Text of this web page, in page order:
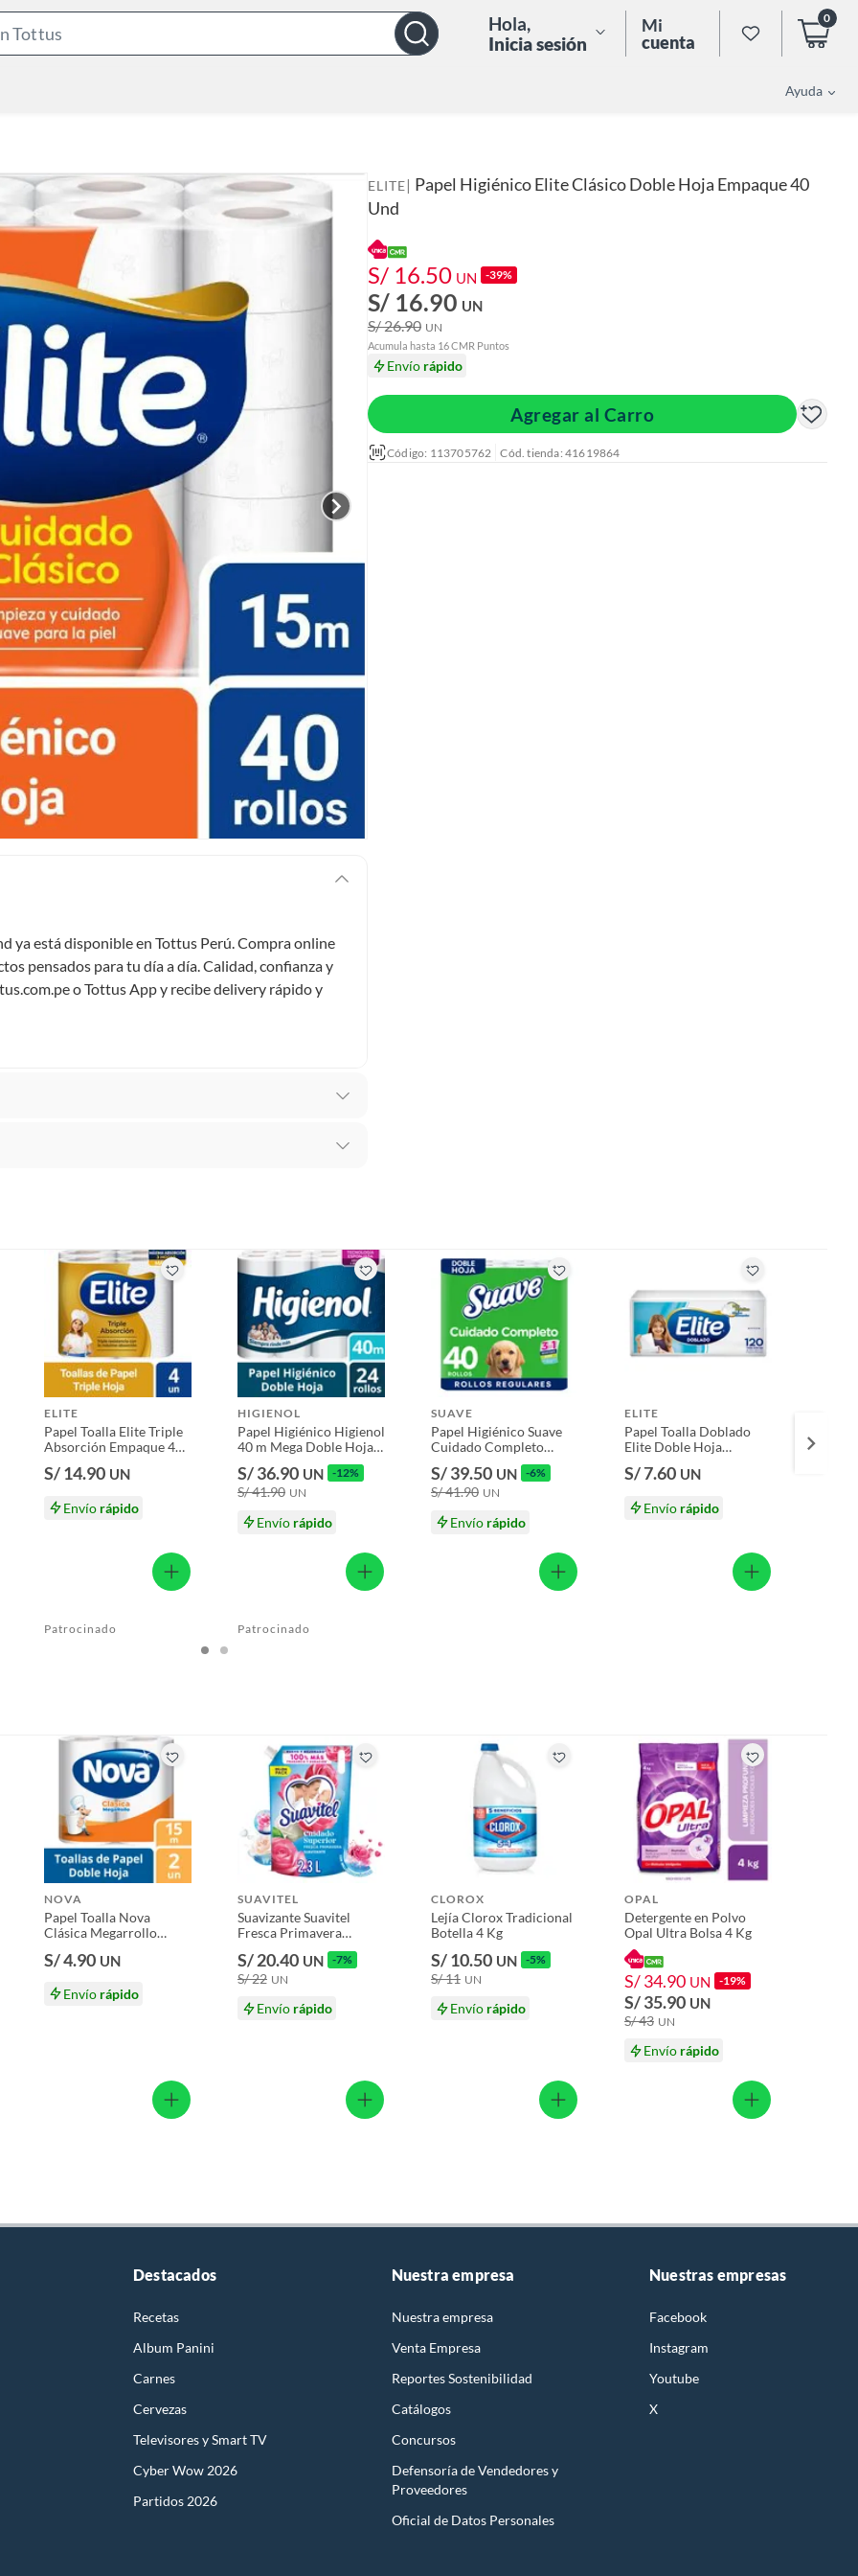
B
a
r
Hola,
Inicia sesión
Mi
cuenta
0
Ayuda
ya está disponible en Tottus Perú. Compra online
pensados para tu día a día. Calidad, confianza y
o Tottus App y recibe delivery rápido y
40 Und
tienen:
productos para asfalto, hormigón, albañilería.
productos para asfalto.
tecnología, línea blanca, colchones, muebles, bicicletas y
alimenticios, vitaminas.
ELITE| Papel Higiénico Elite Clásico Doble Hoja Empaque 40
Und
S/ 16.50 UN -39%
S/ 16.90 UN
S/ 26.90 UN
Acumula hasta 16 CMR Puntos
Envío rápido
Agregar al Carro
Código: 113705762 Cód. tienda: 41619864
ELITE
Papel Toalla Elite Triple
Absorción Empaque 4
S/ 14.90 UN
Envío rápido
Patrocinado
HIGIENOL
Papel Higiénico Higienol
40 m Mega Doble Hoja
Empaque 24 Und
S/ 36.90 UN -12%
S/ 41.90 UN
Envío rápido
Patrocinado
SUAVE
Papel Higiénico Suave
Cuidado Completo
Doble Hoja Empaque 40
Und
S/ 39.50 UN -6%
S/ 41.90 UN
Envío rápido
ELITE
Papel Toalla Doblado
Elite Doble Hoja
S/ 7.60 UN
Envío rápido
NOVA
Papel Toalla Nova
Clásica Megarrollo
S/ 4.90 UN
Envío rápido
SUAVITEL
Suavizante Suavitel
Fresca Primavera
S/ 20.40 UN -7%
S/ 22 UN
Envío rápido
CLOROX
Lejía Clorox Tradicional
Botella 4 Kg
S/ 10.50 UN -5%
S/ 11 UN
Envío rápido
OPAL
Detergente en Polvo
Opal Ultra Bolsa 4 Kg
S/ 34.90 UN -19%
S/ 35.90 UN
S/ 43 UN
Envío rápido
Destacados
Recetas
Album Panini
Carnes
Cervezas
Televisores y Smart TV
Cyber Wow 2026
Partidos 2026
Nuestra empresa
Nuestra empresa
Venta Empresa
Reportes Sostenibilidad
Catálogos
Concursos
Defensoría de Vendedores y
Proveedores
Oficial de Datos Personales
Nuestras empresas
Facebook
Instagram
Youtube
X